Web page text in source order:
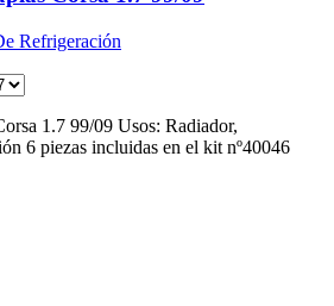
Refrigeración
1.7 99/09 Usos: Radiador,
6 piezas incluidas en el kit nº40046